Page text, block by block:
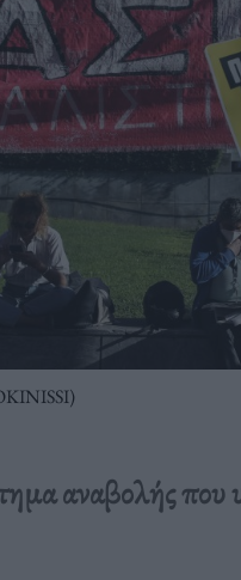
αναβολής